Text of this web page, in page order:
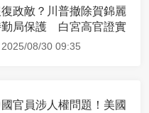
政敵？川普撤除賀錦麗
勤局保護 白宮高官證實
2025/08/30 09:35
官員涉人權問題！美國